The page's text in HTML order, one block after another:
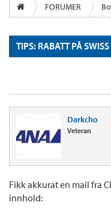
FORUMER
TIPS: RABATT PÅ
Darkcho
Veteran
Fikk akkurat en mail fra
innhold: